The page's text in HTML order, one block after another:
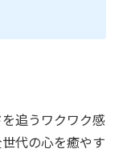
追うワクワク感
代の心を癒やす